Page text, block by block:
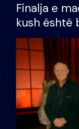
Finalja e
kush është
shtëpinë
të fituar